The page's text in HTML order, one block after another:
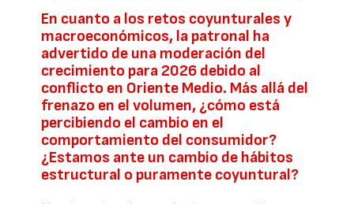
En cuanto a los retos coyunturales y
macroeconómicos, la patronal ha
advertido de una moderación del
crecimiento para 2026 debido al
conflicto en Oriente Medio. Más allá del
frenazo en el volumen, ¿cómo está
percibiendo el cambio en el
comportamiento del consumidor?
¿Estamos ante un cambio de hábitos
estructural o puramente coyuntural?